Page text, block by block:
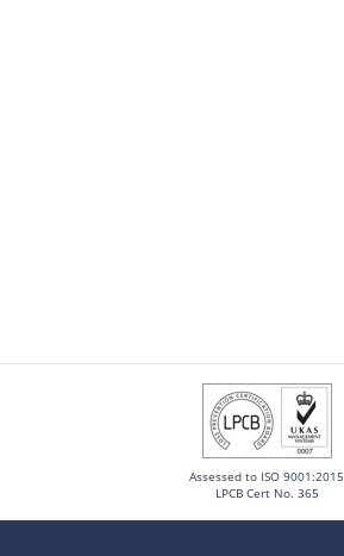
Assessed to ISO 9001:2015
LPCB Cert No. 365